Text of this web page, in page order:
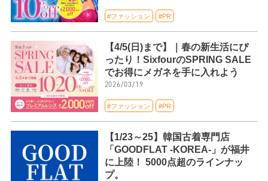
#ファッション #PR
【4/5(日)まで】｜春の新生活にぴ
ったり！SixfourのSPRING SALE
でお得にメガネを手に入れよう
2026/03/19
#ファッション #PR
【1/23～25】韓国古着専門店
「GOODFLAT -KOREA-」が福井
に上陸！ 5000点超のラインナッ
プ。